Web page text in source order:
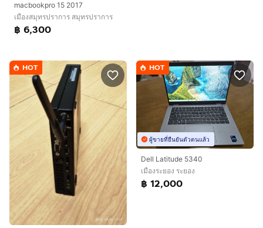
macbookpro 15 2017
เมืองสมุทรปราการ สมุทรปราการ
฿ 6,300
HOT HOT
ผู้ขายที่ยืนยันตัวตนแล้ว
Dell Latitude 5340
เมืองระยอง ระยอง
฿ 12,000